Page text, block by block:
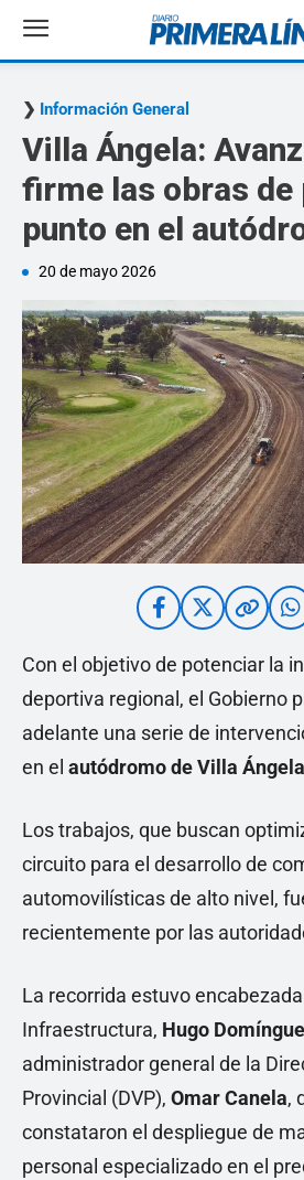
Información General
Villa Ángela:
firme las obras de
punto en el
20 de mayo 2026
Con el objetivo de potenciar la
deportiva regional, el Gobierno
adelante una serie de
en el autódromo de Villa Ángela
Los trabajos, que buscan
circuito para el desarrollo de
automovilísticas de alto nivel,
recientemente por las
La recorrida estuvo
Infraestructura, Hugo
administrador general de la
Provincial (DVP), Omar Canela,
constataron el despliegue de
personal especializado en el